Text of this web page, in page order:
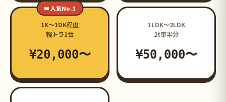
👑 人気No.1
1K〜1DK程度
軽トラ1台
¥20,000〜
1LDK〜2LDK
2t車半分
¥50,000〜